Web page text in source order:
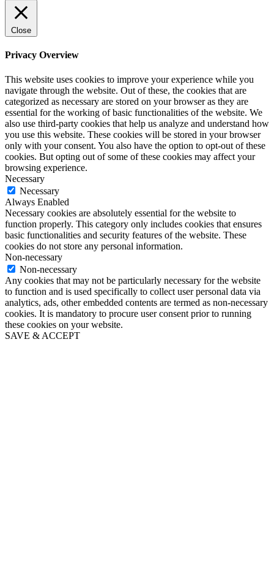
Close
Privacy Overview
This website uses cookies to improve your experience while you
navigate through the website. Out of these, the cookies that are
categorized as necessary are stored on your browser as they are
essential for the working of basic functionalities of the website. We
also use third-party cookies that help us analyze and understand how
you use this website. These cookies will be stored in your browser
only with your consent. You also have the option to opt-out of these
cookies. But opting out of some of these cookies may affect your
browsing experience.
Necessary
Necessary
Always Enabled
Necessary cookies are absolutely essential for the website to
function properly. This category only includes cookies that ensures
basic functionalities and security features of the website. These
cookies do not store any personal information.
Non-necessary
Non-necessary
Any cookies that may not be particularly necessary for the website
to function and is used specifically to collect user personal data via
analytics, ads, other embedded contents are termed as non-necessary
cookies. It is mandatory to procure user consent prior to running
these cookies on your website.
SAVE & ACCEPT